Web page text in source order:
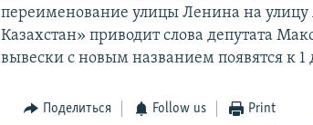
переименование улицы Ленина на улицу
Казахстан» приводит слова депутата
вывески с новым названием появятся к
Поделиться Follow us Print